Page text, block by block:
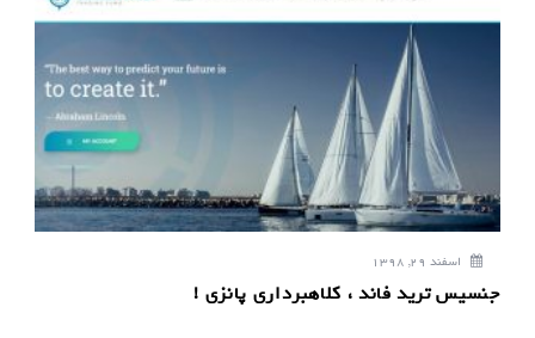
اسفند 29, 1398
جنسیس ترید فاند ، کلاهبرداری پانزی !